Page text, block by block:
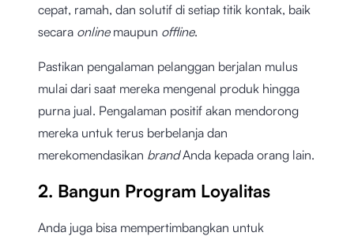
cepat, ramah, dan solutif di setiap titik kontak, baik
secara onlinemaupun offline.
Pastikan pengalaman pelanggan berjalan mulus
mulai dari saat mereka mengenal produk hingga
purna jual. Pengalaman positif akan mendorong
mereka untuk terus berbelanja dan
merekomendasikan brandAnda kepada orang lain.
2. Bangun Program Loyalitas
Anda juga bisa mempertimbangkan untuk